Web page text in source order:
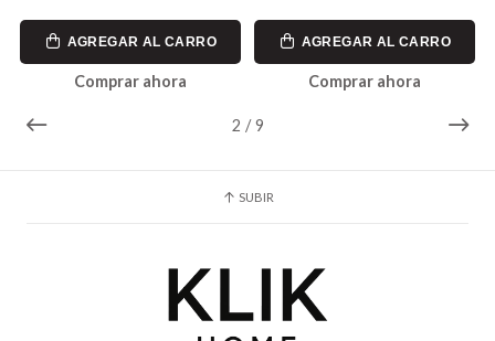
2 / 9
AGREGAR AL CARRO
Comprar ahora
AGREGAR AL CARRO
Comprar ahora
SUBIR